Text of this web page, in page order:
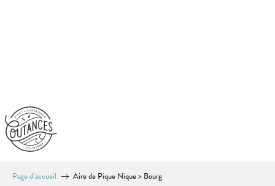
Page d’accueil Aire de Pique Nique > Bourg